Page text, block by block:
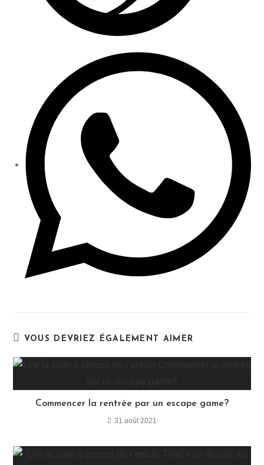
VOUS DEVRIEZ ÉGALEMENT AIMER
Commencer la rentrée par un escape game?
31 août 2021